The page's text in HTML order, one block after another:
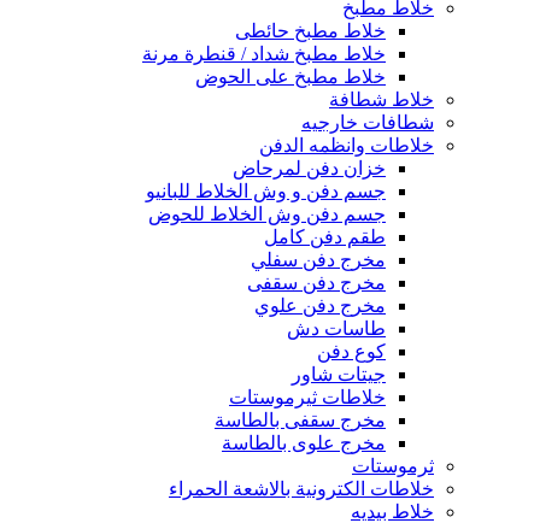
خلاط مطبخ
خلاط مطبخ حائطى
خلاط مطبخ شداد / قنطرة مرنة
خلاط مطبخ على الحوض
خلاط شطافة
شطافات خارجيه
خلاطات وانظمه الدفن
خزان دفن لمرحاض
جسم دفن و وش الخلاط للبانيو
جسم دفن وش الخلاط للحوض
طقم دفن كامل
مخرج دفن سفلي
مخرج دفن سقفى
مخرج دفن علوي
طاسات دش
كوع دفن
جيتات شاور
خلاطات ثيرموستات
مخرج سقفى بالطاسة
مخرج علوى بالطاسة
ثرموستات
خلاطات الكترونية بالاشعة الحمراء
خلاط بيديه